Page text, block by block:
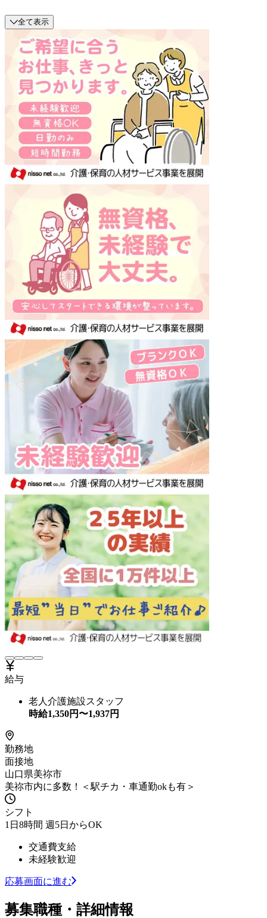
全て表示
給与
老人介護施設スタッフ
時給1,350円〜1,937円
勤務地
面接地
山口県美祢市
美祢市内に多数！＜駅チカ・車通勤okも有＞
シフト
1日8時間 週5日からOK
交通費支給
未経験歓迎
応募画面に進む
募集職種・詳細情報